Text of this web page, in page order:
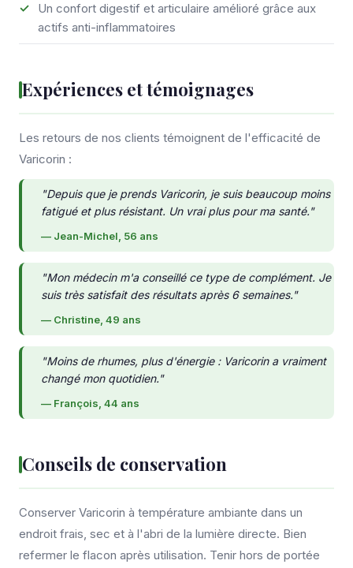
Un confort digestif et articulaire amélioré grâce aux
actifs anti-inflammatoires
Expériences et témoignages
Les retours de nos clients témoignent de l'efficacité de
Varicorin :
"Depuis que je prends Varicorin, je suis beaucoup moins
fatigué et plus résistant. Un vrai plus pour ma santé."
— Jean-Michel, 56 ans
"Mon médecin m'a conseillé ce type de complément. Je
suis très satisfait des résultats après 6 semaines."
— Christine, 49 ans
"Moins de rhumes, plus d'énergie : Varicorin a vraiment
changé mon quotidien."
— François, 44 ans
Conseils de conservation
Conserver Varicorin à température ambiante dans un
endroit frais, sec et à l'abri de la lumière directe. Bien
refermer le flacon après utilisation. Tenir hors de portée